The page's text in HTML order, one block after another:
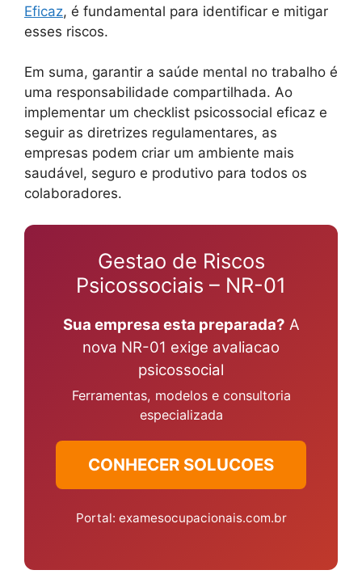
Eficaz, é fundamental para identificar e mitigar
esses riscos.
Em suma, garantir a saúde mental no trabalho é
uma responsabilidade compartilhada. Ao
implementar um checklist psicossocial eficaz e
seguir as diretrizes regulamentares, as
empresas podem criar um ambiente mais
saudável, seguro e produtivo para todos os
colaboradores.
Gestao de Riscos
Psicossociais – NR-01
Sua empresa esta preparada? A
nova NR-01 exige avaliacao
psicossocial
Ferramentas, modelos e consultoria
especializada
CONHECER SOLUCOES
Portal: examesocupacionais.com.br